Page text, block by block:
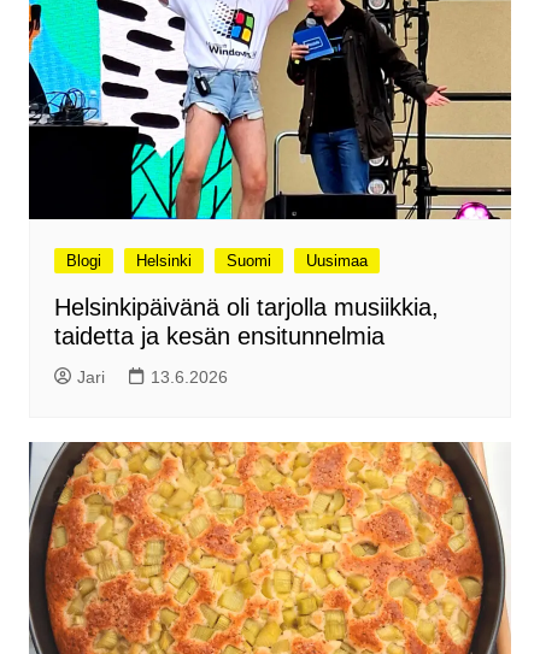
Blogi Helsinki Suomi Uusimaa
Helsinkipäivänä oli tarjolla musiikkia,
taidetta ja kesän ensitunnelmia
Jari 13.6.2026